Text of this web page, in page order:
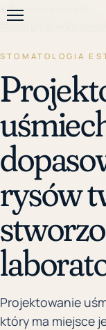
←Biblioteka wiedzy
Strona główna
STOMATOLOGIA
rysów
Projektowanie
który ma miejsce